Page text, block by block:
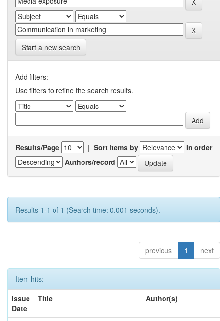
Start a new search
Add filters:
Use filters to refine the search results.
Results/Page | Sort items by
In order
Authors/record
Results 1-1 of 1 (Search time: 0.001 seconds).
previous 1 next
Item hits:
Issue
Date
Title Author(s)